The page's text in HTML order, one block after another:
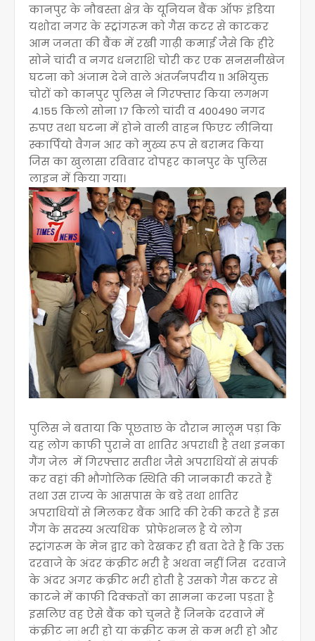
कानपुर के नौबस्ता क्षेत्र के यूनियन बैंक ऑफ इंडिया
यशोदा नगर के स्ट्रांगरूम को गैस कटर से काटकर
आम जनता की बैंक में रखी गाढ़ी कमाई जैसे कि हीरे
सोने चांदी व नगद धनराशि चोरी कर एक सनसनीखेज
घटना को अंजाम देने वाले अंतर्जनपदीय 11 अभियुक्त
चोरों को कानपुर पुलिस ने गिरफ्तार किया लगभग
4.155 किलो सोना 17 किलो चांदी व 400490 नगद
रुपए तथा घटना में होने वाली वाहन फिएट लीनिया
स्कार्पियो वैगन आर को मुख्य रूप से बरामद किया
जिस का खुलासा रविवार दोपहर कानपुर के पुलिस
लाइन में किया गया।
पुलिस ने बताया कि पूछताछ के दौरान मालूम पड़ा कि
यह लोग काफी पुराने वा शातिर अपराधी है तथा इनका
गैंग जेल में गिरफ्तार सतीश जैसे अपराधियों से संपर्क
कर वहां की भौगोलिक स्थिति की जानकारी करते हैं
तथा उस राज्य के आसपास के बड़े तथा शातिर
अपराधियों से मिलकर बैंक आदि की रेकी करते हैं इस
गैंग के सदस्य अत्यधिक प्रोफेशनल है ये लोग
स्ट्रांगरूम के मेन द्वार को देखकर ही बता देते हैं कि उक्त
दरवाजे के अंदर कंक्रीट भरी है अथवा नहीं जिस दरवाजे
के अंदर अगर कंक्रीट भरी होती है उसको गैस कटर से
काटने में काफी दिक्कतों का सामना करना पड़ता है
इसलिए वह ऐसे बैंक को चुनते हैं जिनके दरवाजे में
कंक्रीट ना भरी हो या कंक्रीट कम से कम भरी हो और